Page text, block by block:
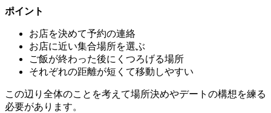
ポイント
お店を決めて予約の連絡
お店に近い集合場所を選ぶ
ご飯が終わった後にくつろげる場所
それぞれの距離が短くて移動しやすい
この辺り全体のことを考えて場所決めやデートの構想を練る
必要があります。